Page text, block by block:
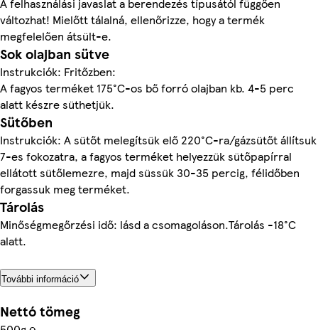
A felhasználási javaslat a berendezés típusától függően
változhat! Mielőtt tálalná, ellenőrizze, hogy a termék
megfelelően átsült-e.
Sok olajban sütve
Instrukciók: Fritőzben:
A fagyos terméket 175°C-os bő forró olajban kb. 4-5 perc
alatt készre süthetjük.
Sütőben
Instrukciók: A sütőt melegítsük elő 220°C-ra/gázsütőt állítsuk
7-es fokozatra, a fagyos terméket helyezzük sütőpapírral
ellátott sütőlemezre, majd süssük 30-35 percig, félidőben
forgassuk meg terméket.
Tárolás
Minőségmegőrzési idő: lásd a csomagoláson.Tárolás -18°C
alatt.
További információ
Nettó tömeg